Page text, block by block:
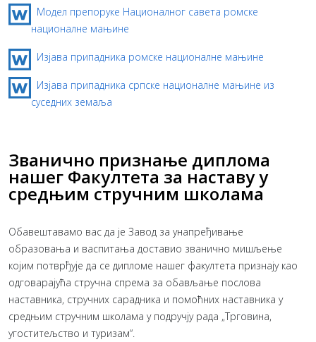
Модел препоруке Националног савета ромске
националне мањине
Изјава припадника ромске националне мањине
Изјава припадника српске националне мањине из
суседних земаља
Званично признање диплома
нашег Факултета за наставу у
средњим стручним школама
Обавештавамо вас да је Завод за унапређивање
образовања и васпитања доставио званично мишљење
којим потврђује да се дипломе нашег факултета признају као
одговарајућа стручна спрема за обављање послова
наставника, стручних сарадника и помоћних наставника у
средњим стручним школама у подручју рада „Трговина,
угоститељство и туризам“.